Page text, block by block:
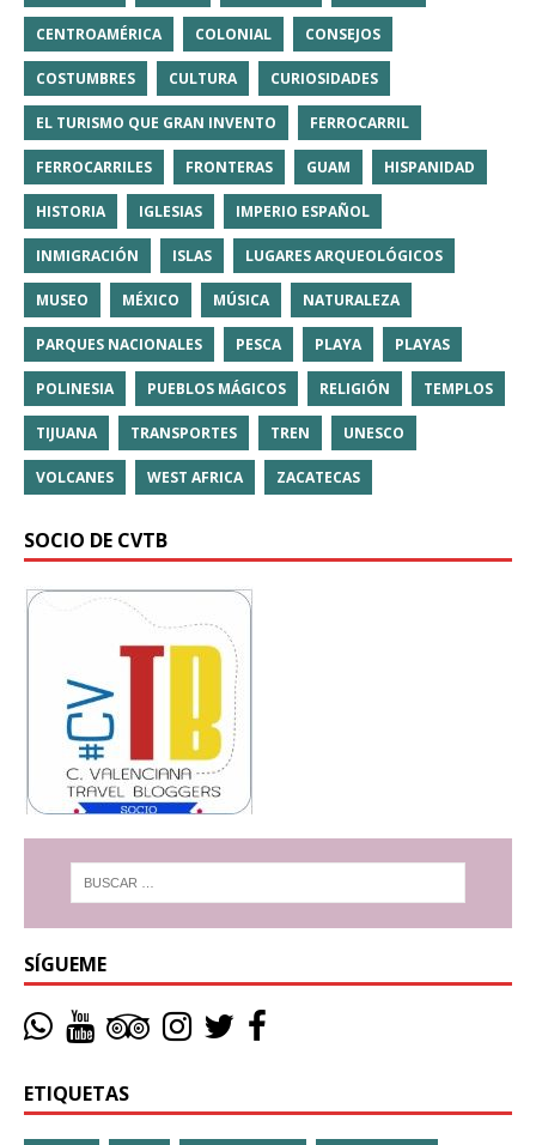
CENTROAMÉRICA COLONIAL CONSEJOS
COSTUMBRES CULTURA CURIOSIDADES
EL TURISMO QUE GRAN INVENTO FERROCARRIL
FERROCARRILES FRONTERAS GUAM HISPANIDAD
HISTORIA IGLESIAS IMPERIO ESPAÑOL
INMIGRACIÓN ISLAS LUGARES ARQUEOLÓGICOS
MUSEO MÉXICO MÚSICA NATURALEZA
PARQUES NACIONALES PESCA PLAYA PLAYAS
POLINESIA PUEBLOS MÁGICOS RELIGIÓN TEMPLOS
TIJUANA TRANSPORTES TREN UNESCO
VOLCANES WEST AFRICA ZACATECAS
SOCIO DE CVTB
SÍGUEME
ETIQUETAS